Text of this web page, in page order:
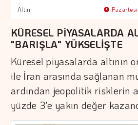
Altın
KÜRESEL PİYASALARDA
"BARIŞLA" YÜKSELİŞTE
Küresel piyasalarda altının
ile İran arasında sağlanan
ardından jeopolitik risklerin
yüzde 3'e yakın değer